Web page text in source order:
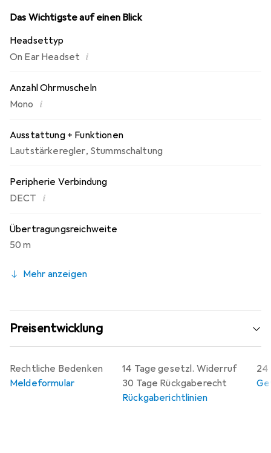
Das Wichtigste auf einen Blick
Headsettyp
On Ear Headset i
Anzahl Ohrmuscheln
Mono i
Ausstattung + Funktionen
Lautstärkeregler, Stummschaltung
Peripherie Verbindung
DECT i
Übertragungsreichweite
50 m
Mehr anzeigen
Preisentwicklung
14 Tage gesetzl. Widerruf
30 Tage Rückgaberecht
Rückgaberichtlinien
24
Rechtliche Bedenken
Meldeformular